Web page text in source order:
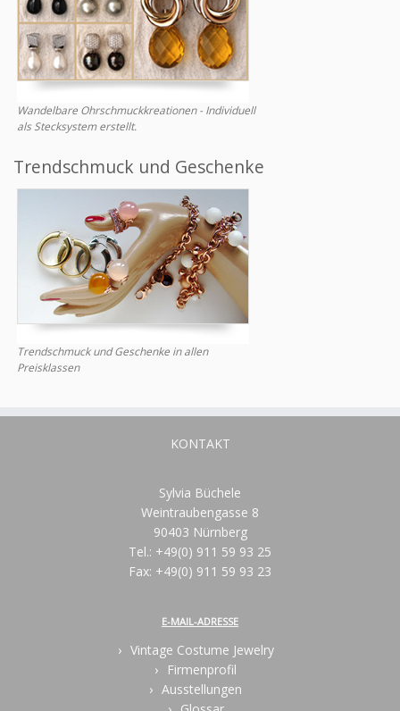
Wandelbare Ohrschmuckkreationen - Individuell
als Stecksystem erstellt.
Trendschmuck und Geschenke
Trendschmuck und Geschenke in allen
Preisklassen
KONTAKT
Sylvia Büchele
Weintraubengasse 8
90403 Nürnberg
Tel.: +49(0) 911 59 93 25
Fax: +49(0) 911 59 93 23
E-MAIL-ADRESSE
Vintage Costume Jewelry
Firmenprofil
Ausstellungen